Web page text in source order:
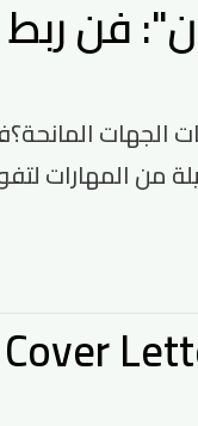
فن
الجهات
من المهارات